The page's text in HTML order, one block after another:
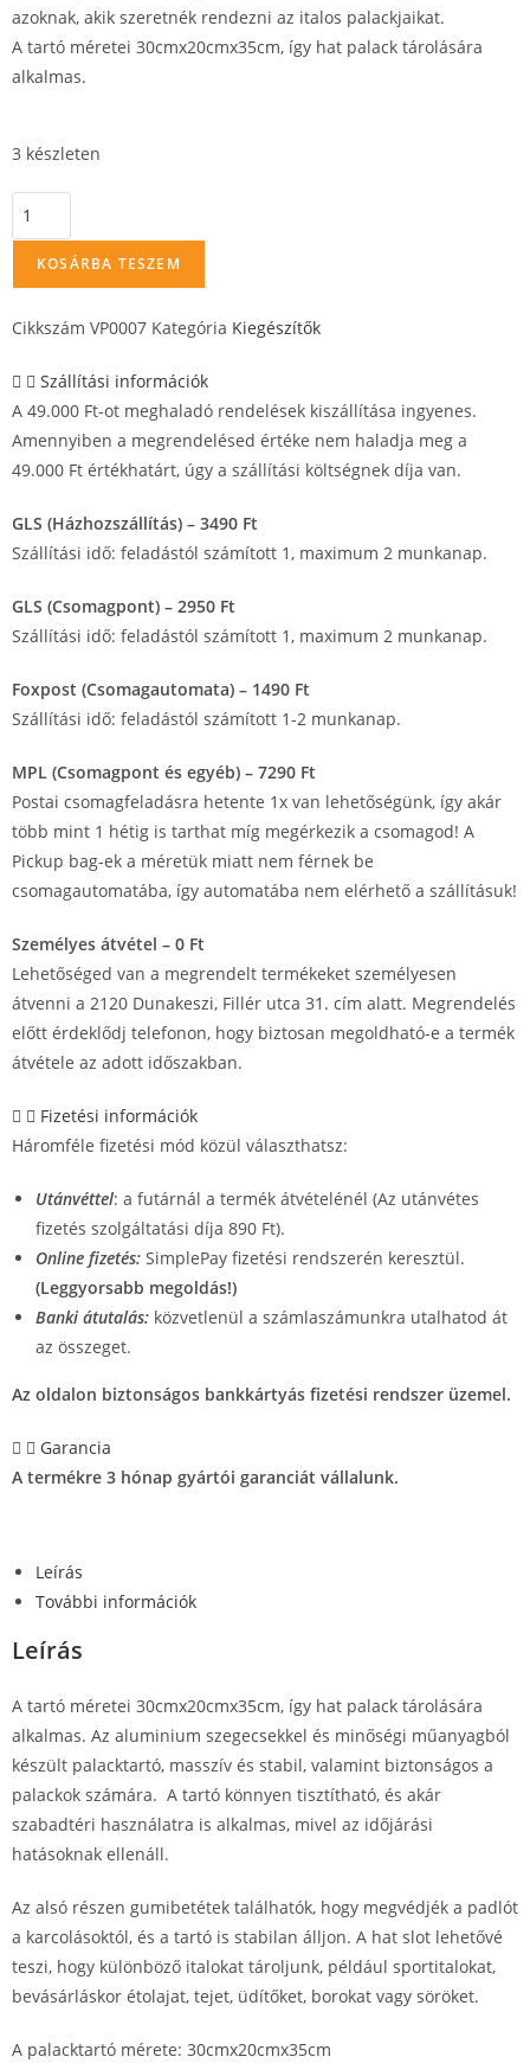
azoknak, akik szeretnék rendezni az italos palackjaikat.
A tartó méretei 30cmx20cmx35cm, így hat palack tárolására
alkalmas.
3 készleten
KOSÁRBA TESZEM
Cikkszám VP0007 Kategória Kiegészítők
Szállítási információk
A 49.000 Ft-ot meghaladó rendelések kiszállítása ingyenes.
Amennyiben a megrendelésed értéke nem haladja meg a
49.000 Ft értékhatárt, úgy a szállítási költségnek díja van.
GLS (Házhozszállítás) – 3490 Ft
Szállítási idő: feladástól számított 1, maximum 2 munkanap.
GLS (Csomagpont) – 2950 Ft
Szállítási idő: feladástól számított 1, maximum 2 munkanap.
Foxpost (Csomagautomata) – 1490 Ft
Szállítási idő: feladástól számított 1-2 munkanap.
MPL (Csomagpont és egyéb) – 7290 Ft
Postai csomagfeladásra hetente 1x van lehetőségünk, így akár
több mint 1 hétig is tarthat míg megérkezik a csomagod! A
Pickup bag-ek a méretük miatt nem férnek be
csomagautomatába, így automatába nem elérhető a szállításuk!
Személyes átvétel – 0 Ft
Lehetőséged van a megrendelt termékeket személyesen
átvenni a 2120 Dunakeszi, Fillér utca 31. cím alatt. Megrendelés
előtt érdeklődj telefonon, hogy biztosan megoldható-e a termék
átvétele az adott időszakban.
Fizetési információk
Háromféle fizetési mód közül választhatsz:
Utánvéttel: a futárnál a termék átvételénél (Az utánvétes
fizetés szolgáltatási díja 890 Ft).
Online fizetés: SimplePay fizetési rendszerén keresztül.
(Leggyorsabb megoldás!)
Banki átutalás: közvetlenül a számlaszámunkra utalhatod át
az összeget.
Az oldalon biztonságos bankkártyás fizetési rendszer üzemel.
Garancia
A termékre 3 hónap gyártói garanciát vállalunk.
Leírás
További információk
Leírás
A tartó méretei 30cmx20cmx35cm, így hat palack tárolására
alkalmas. Az aluminium szegecsekkel és minőségi műanyagból
készült palacktartó, masszív és stabil, valamint biztonságos a
palackok számára. A tartó könnyen tisztítható, és akár
szabadtéri használatra is alkalmas, mivel az időjárási
hatásoknak ellenáll.
Az alsó részen gumibetétek találhatók, hogy megvédjék a padlót
a karcolásoktól, és a tartó is stabilan álljon. A hat slot lehetővé
teszi, hogy különböző italokat tároljunk, például sportitalokat,
bevásárláskor étolajat, tejet, üdítőket, borokat vagy söröket.
A palacktartó mérete: 30cmx20cmx35cm